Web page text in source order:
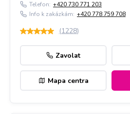
Telefon: +420 730 771 203
Info k zakázkám: +420 778 759 708
(1228)
Zavolat
Mapa centra